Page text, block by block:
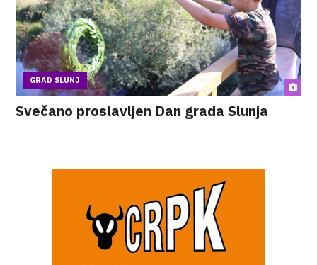
GRAD SLUNJ
Svečano proslavljen Dan grada Slunja